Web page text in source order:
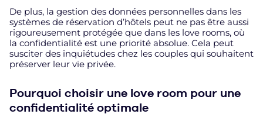
De plus, la gestion des données personnelles dans les
systèmes de réservation d’hôtels peut ne pas être aussi
rigoureusement protégée que dans les love rooms, où
la confidentialité est une priorité absolue. Cela peut
susciter des inquiétudes chez les couples qui souhaitent
préserver leur vie privée.
Pourquoi choisir une love room pour une
confidentialité optimale